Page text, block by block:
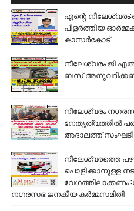
എന്റെ
പിളർത്തിയ
കാസർകോട്
നീലേശ്വരം ജി
ബസ്
നീലേശ്വരം
നേതൃത്വത്തിൽ
അദാലത്ത്
നീലേശ്വരത്തെ
പൊളിക്കാനുള്ള
വേഗത്തിലാക്കണം
നഗരസഭ ജനകീയ കർമ്മസമിതി